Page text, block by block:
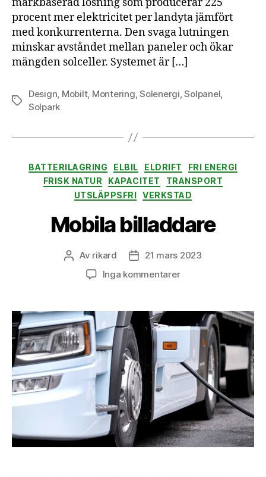
procent mer elektricitet per landyta jämfört
med konkurrenterna. Den svaga lutningen
minskar avståndet mellan paneler och ökar
mängden solceller. Systemet är […]
Etiketter
Design Mobilt, Montering ,Solenergi ,Solpanel
Solpark
Kategorier
BATTERILAGRING ELBIL ELDRIFT
FRI ENERGI
FRISK NATUR
KAPACITET
TRANSPORT
UTSLÄPPSFRI
VERKSTAD
Mobila billaddare
Inläggsförfattare
Av rikard Inläggsdatum
21 mars 2023
Inga kommentarertill